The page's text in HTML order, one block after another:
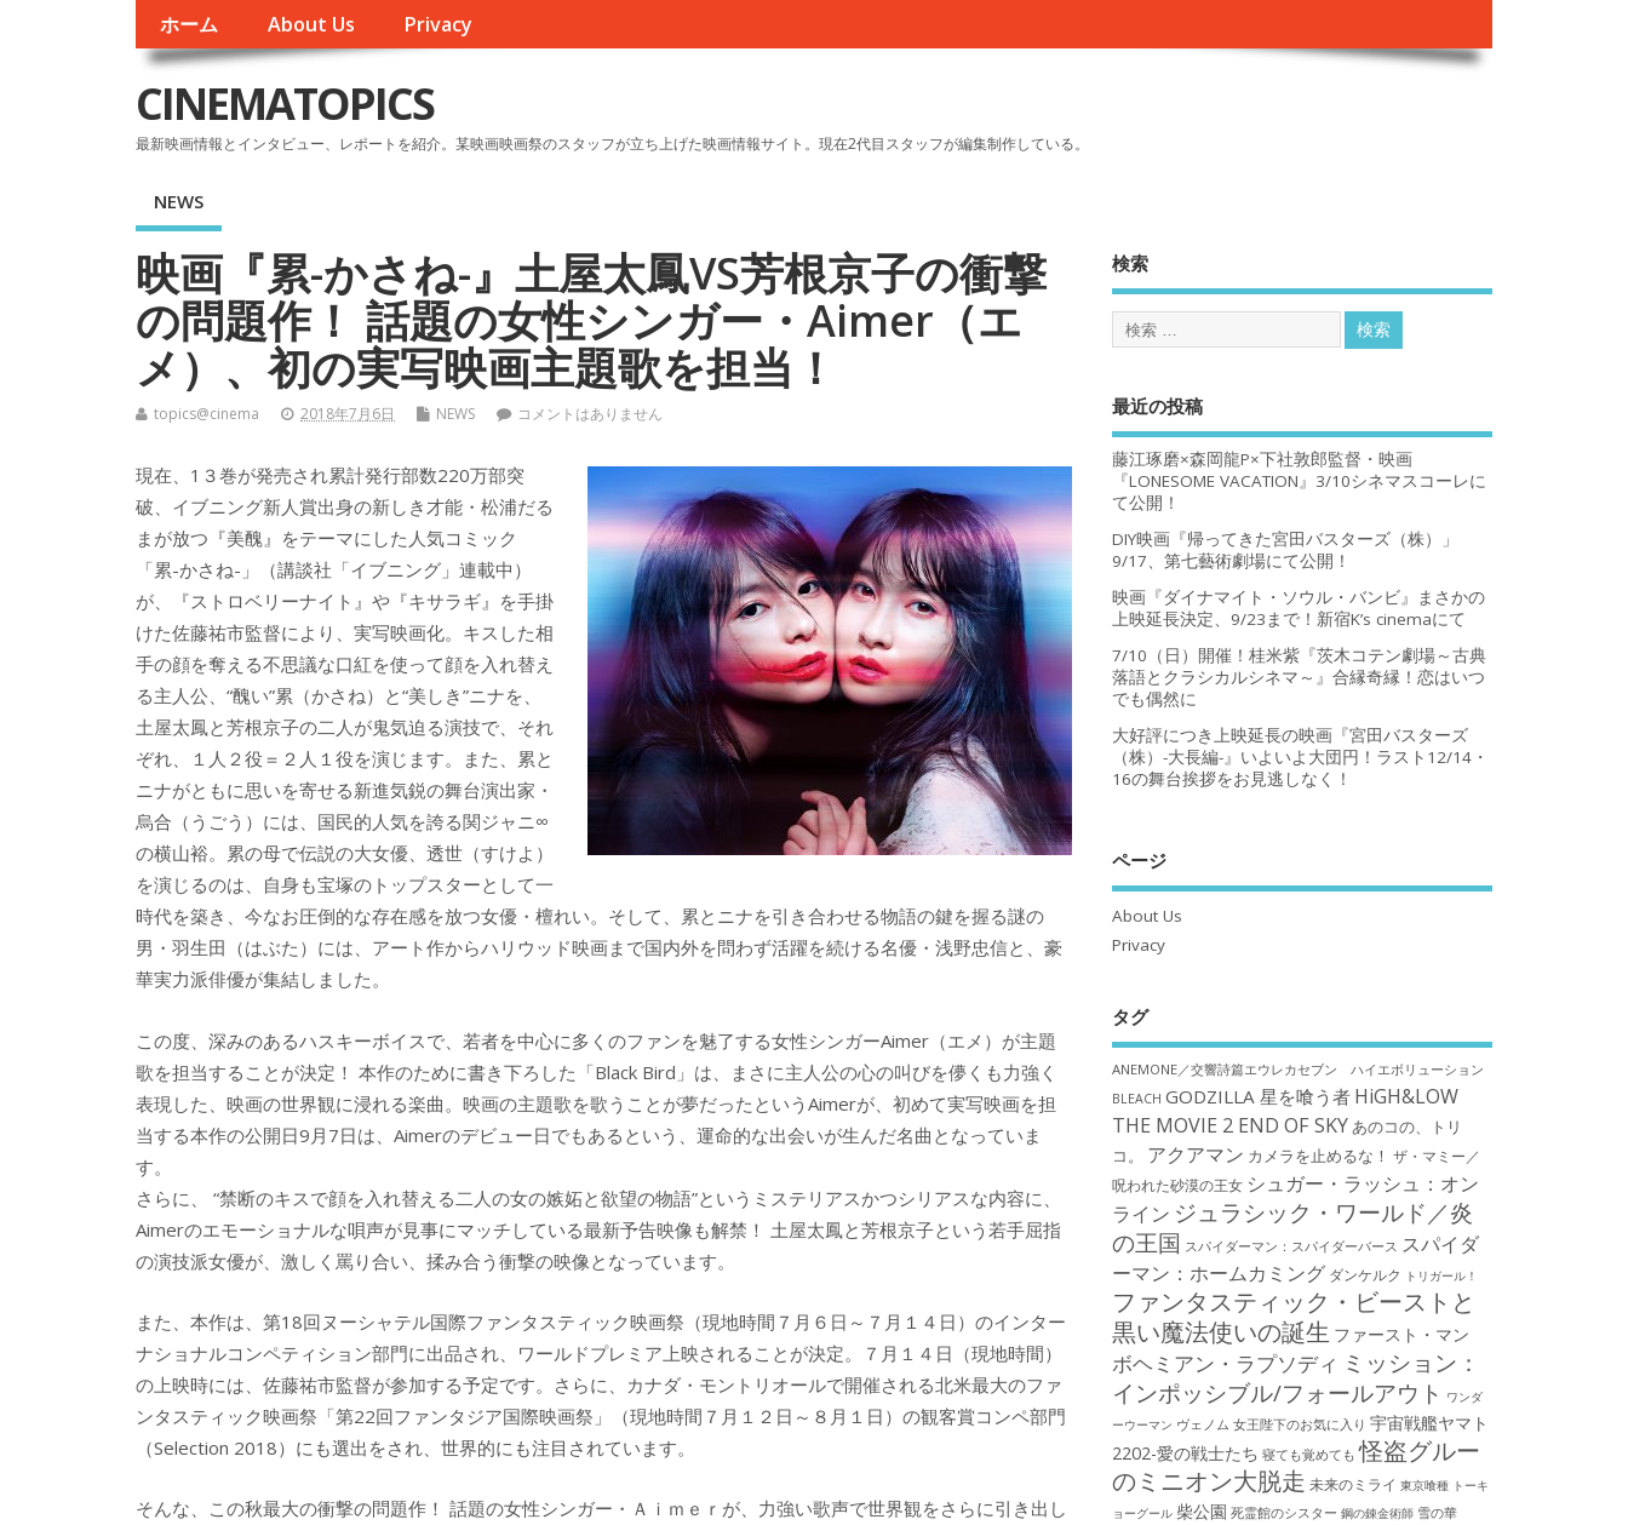
ホーム About Us Privacy
CINEMATOPICS
最新映画情報とインタビュー、レポートを紹介。某映画映画祭のスタッフが立ち上げた映画情報サイト。現在2代目スタッフが編集制作している。
NEWS
映画『累-かさね-』土屋太鳳VS芳根京子の衝撃
の問題作！ 話題の女性シンガー・Aimer（エ
メ）、初の実写映画主題歌を担当！
topics@cinema 2018年7月6日 NEWS コメントはありません
現在、1３巻が発売され累計発行部数220万部突
破、イブニング新人賞出身の新しき才能・松浦だる
まが放つ『美醜』をテーマにした人気コミック
「累-かさね-」（講談社「イブニング」連載中）
が、『ストロベリーナイト』や『キサラギ』を手掛
けた佐藤祐市監督により、実写映画化。キスした相
手の顔を奪える不思議な口紅を使って顔を入れ替え
る主人公、“醜い”累（かさね）と“美しき”ニナを、
土屋太鳳と芳根京子の二人が鬼気迫る演技で、それ
ぞれ、１人２役＝２人１役を演じます。また、累と
ニナがともに思いを寄せる新進気鋭の舞台演出家・
烏合（うごう）には、国民的人気を誇る関ジャニ∞
の横山裕。累の母で伝説の大女優、透世（すけよ）
を演じるのは、自身も宝塚のトップスターとして一
時代を築き、今なお圧倒的な存在感を放つ女優・檀れい。そして、累とニナを引き合わせる物語の鍵を握る謎の
男・羽生田（はぶた）には、アート作からハリウッド映画まで国内外を問わず活躍を続ける名優・浅野忠信と、豪
華実力派俳優が集結しました。
この度、深みのあるハスキーボイスで、若者を中心に多くのファンを魅了する女性シンガーAimer（エメ）が主題
歌を担当することが決定！ 本作のために書き下ろした「Black Bird」は、まさに主人公の心の叫びを儚くも力強く
表現した、映画の世界観に浸れる楽曲。映画の主題歌を歌うことが夢だったというAimerが、初めて実写映画を担
当する本作の公開日9月7日は、Aimerのデビュー日でもあるという、運命的な出会いが生んだ名曲となっていま
す。
さらに、 “禁断のキスで顔を入れ替える二人の女の嫉妬と欲望の物語”というミステリアスかつシリアスな内容に、
Aimerのエモーショナルな唄声が見事にマッチしている最新予告映像も解禁！ 土屋太鳳と芳根京子という若手屈指
の演技派女優が、激しく罵り合い、揉み合う衝撃の映像となっています。
また、本作は、第18回ヌーシャテル国際ファンタスティック映画祭（現地時間７月６日～７月１４日）のインター
ナショナルコンペティション部門に出品され、ワールドプレミア上映されることが決定。７月１４日（現地時間）
の上映時には、佐藤祐市監督が参加する予定です。さらに、カナダ・モントリオールで開催される北米最大のファ
ンタスティック映画祭「第22回ファンタジア国際映画祭」（現地時間７月１２日～８月１日）の観客賞コンペ部門
（Selection 2018）にも選出をされ、世界的にも注目されています。
そんな、この秋最大の衝撃の問題作！ 話題の女性シンガー・Ａｉｍｅｒが、力強い歌声で世界観をさらに引き出し
検索
最近の投稿
藤江琢磨×森岡龍P×下社敦郎監督・映画
『LONESOME VACATION』3/10シネマスコーレに
て公開！
DIY映画『帰ってきた宮田バスターズ（株）」
9/17、第七藝術劇場にて公開！
映画『ダイナマイト・ソウル・バンビ』まさかの
上映延長決定、9/23まで！新宿K’s cinemaにて
7/10（日）開催！桂米紫『茨木コテン劇場～古典
落語とクラシカルシネマ～』合縁奇縁！恋はいつ
でも偶然に
大好評につき上映延長の映画『宮田バスターズ
（株）-大長編-』いよいよ大団円！ラスト12/14・
16の舞台挨拶をお見逃しなく！
ページ
About Us
Privacy
タグ
ANEMONE／交響詩篇エウレカセブン ハイエボリューション
BLEACH GODZILLA 星を喰う者 HiGH&LOW
THE MOVIE 2 END OF SKY あのコの、トリ
コ。
アクアマン カメラを止めるな！ ザ・マミー／
呪われた砂漠の王女 シュガー・ラッシュ：オン
ライン ジュラシック・ワールド／炎
の王国 スパイダーマン：スパイダーバース スパイダ
ーマン：ホームカミング ダンケルク トリガール！
ファンタスティック・ビーストと
黒い魔法使いの誕生 ファースト・マン
ボヘミアン・ラプソディ ミッション：
インポッシブル/フォールアウト ワンダ
ーウーマン ヴェノム 女王陛下のお気に入り 宇宙戦艦ヤマト
2202-愛の戦士たち 寝ても覚めても 怪盗グルー
のミニオン大脱走 未来のミライ 東京喰種 トーキ
ョーグール 柴公園 死霊館のシスター 鋼の錬金術師 雪の華